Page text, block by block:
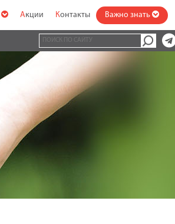
Акции Контакты Важно знать